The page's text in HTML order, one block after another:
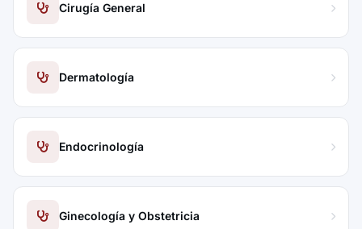
Cirugía General
Dermatología
Endocrinología
Ginecología y Obstetricia